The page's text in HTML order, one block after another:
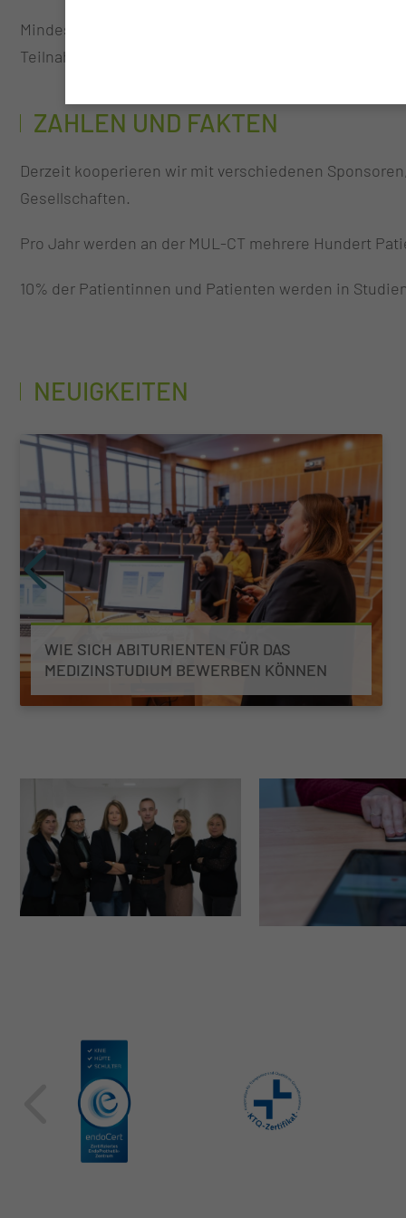
Mindestens einmal jährlich schulen wir unsere
Teilnahme (auch extern) an einem der Kurse nehmen
ZAHLEN UND FAKTEN
Derzeit kooperieren wir mit verschiedenen
Gesellschaften.
Pro Jahr werden an der MUL-CT mehrere Hundert
10% der Patientinnen und Patienten werden in
NEUIGKEITEN
WIE SICH ABITURIENTEN FÜR DAS
MEDIZINSTUDIUM BEWERBEN KÖNNEN